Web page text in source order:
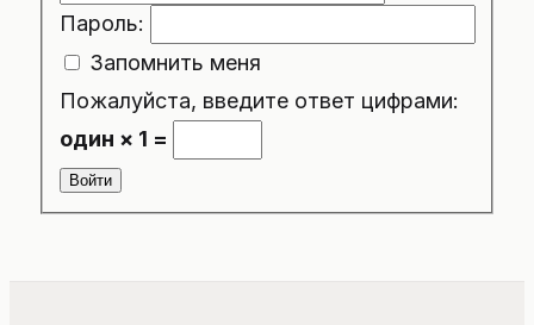
Пароль:
Запомнить меня
Пожалуйста, введите ответ цифрами:
один × 1 =
Войти